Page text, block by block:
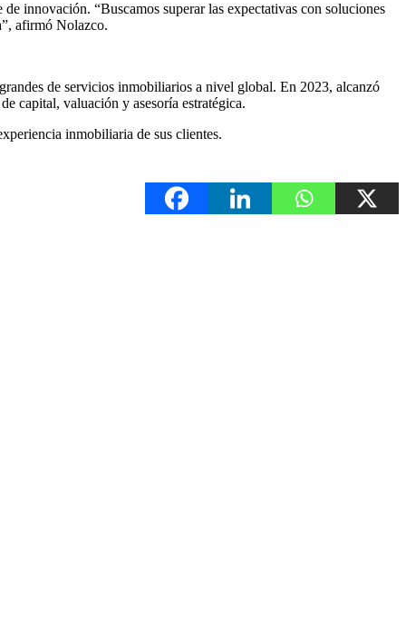
innovación. “Buscamos superar las expectativas con soluciones
afirmó Nolazco.
de servicios inmobiliarios a nivel global. En 2023, alcanzó
capital, valuación y asesoría estratégica.
inmobiliaria de sus clientes.